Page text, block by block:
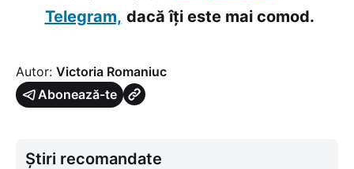
Telegram, dacă îți este mai comod.
Autor: Victoria Romaniuc
Abonează-te
Știri recomandate